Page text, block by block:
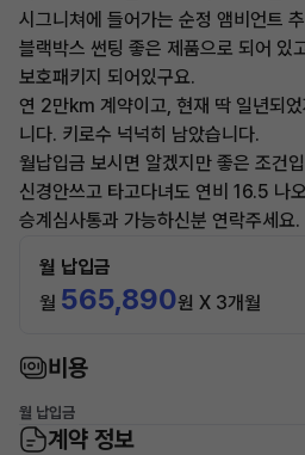
시그니쳐에 들어가는 순정 앰비언트
블랙박스 썬팅 좋은 제품으로 되어 있
보호패키지 되어있구요.
연 2만km 계약이고, 현재 딱 일년되
니다. 키로수 넉넉히 남았습니다.
월납입금 보시면 알겠지만 좋은 조건
신경안쓰고 타고다녀도 연비 16.5 나
승계심사통과 가능하신분 연락주세요.
월 납입금
월 565,890원 X 3개월
비용
월 납입금
계약 정보